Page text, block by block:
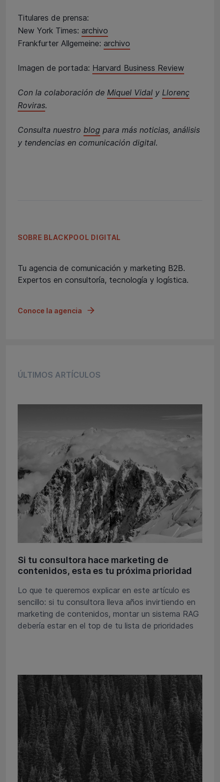
Titulares de prensa:
New York Times: archivo
Frankfurter Allgemeine: archivo
Imagen de portada: Harvard Business Review
Con la colaboración de Miquel Vidal y Llorenç
Roviras.
Consulta nuestro blog para más noticias, análisis
y tendencias en comunicación digital.
SOBRE BLACKPOOL DIGITAL
Tu agencia de comunicación y marketing B2B.
Expertos en consultoría, tecnología y logística.
Conoce la agencia
ÚLTIMOS ARTÍCULOS
Si tu consultora hace marketing de
contenidos, esta es tu próxima prioridad
Lo que te queremos explicar en este artículo es
sencillo: si tu consultora lleva años invirtiendo en
marketing de contenidos, montar un sistema RAG
debería estar en el top de tu lista de prioridades